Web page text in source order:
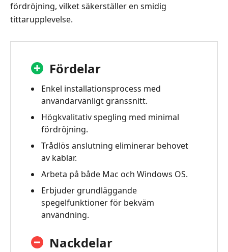
fördröjning, vilket säkerställer en smidig
tittarupplevelse.
Fördelar
Enkel installationsprocess med
användarvänligt gränssnitt.
Högkvalitativ spegling med minimal
fördröjning.
Trådlös anslutning eliminerar behovet
av kablar.
Arbeta på både Mac och Windows OS.
Erbjuder grundläggande
spegelfunktioner för bekväm
användning.
Nackdelar